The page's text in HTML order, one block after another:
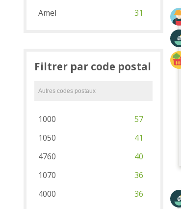
Amel
31
Filtrer par code postal
1000
57
1050
41
4760
40
1070
36
4000
36